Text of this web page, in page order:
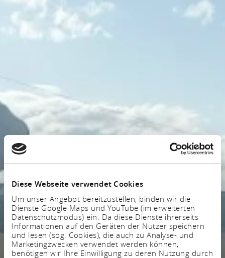
Diese Webseite verwendet Cookies
Um unser Angebot bereitzustellen, binden wir die
Dienste Google Maps und YouTube (im erweiterten
Datenschutzmodus) ein. Da diese Dienste ihrerseits
Informationen auf den Geräten der Nutzer speichern
und lesen (sog. Cookies), die auch zu Analyse- und
Marketingzwecken verwendet werden können,
benötigen wir Ihre Einwilligung zu deren Nutzung durch